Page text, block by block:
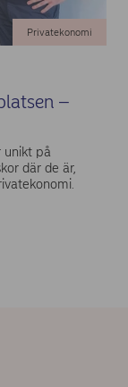
Privatekonomi
–
unikt på
där de är,